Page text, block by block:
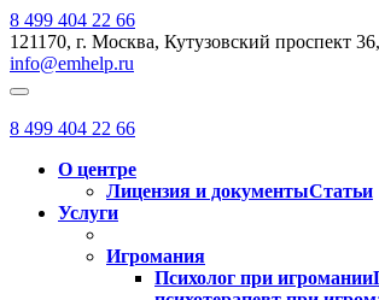
8 499 404 22 66
121170, г. Москва, Кутузовский проспект
info@emhelp.ru
8 499 404 22 66
О центре
Лицензия и документыСтатьи
Услуги
Игромания
Психолог при игромании